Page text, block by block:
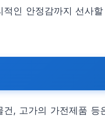
인 안정감까지 선사
, 고가의 가전제품 등